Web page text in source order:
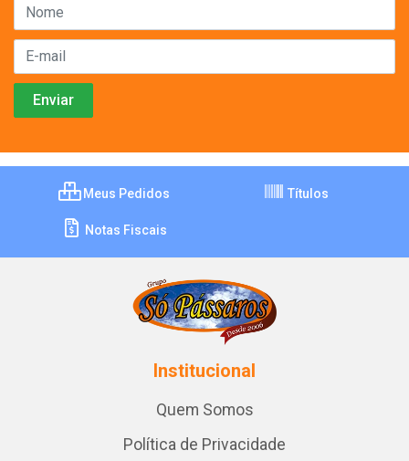
Meus Pedidos Títulos
Notas Fiscais
Institucional
Quem Somos
Política de Privacidade